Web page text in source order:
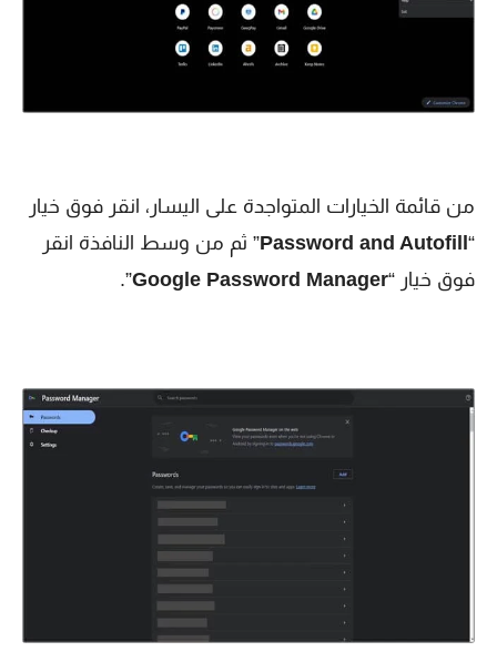
من قائمة الخيارات المتواجدة على اليسار، انقر فوق خيار
“
Password and Autofill” ثم من وسط النافذة انقر
فوق خيار “Google Password Manager
”.